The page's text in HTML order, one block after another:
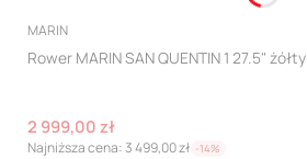
PRODUCENT
MARIN
Rower MARIN SAN QUENTIN 1 27.5" żółty
Cena promocyjna
2 999,00 zł
Najniższa cena:3 499,00 zł -14%